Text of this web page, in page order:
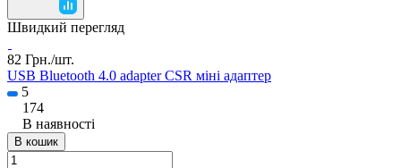
Швидкий перегляд
82 Грн./шт.
USB Bluetooth 4.0 adapter CSR міні адаптер
5
174
В наявності
В кошик